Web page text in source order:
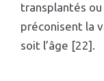
transplantés
préconisent la
soit l’âge [22].